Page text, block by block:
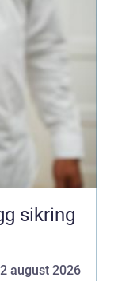
august 2026